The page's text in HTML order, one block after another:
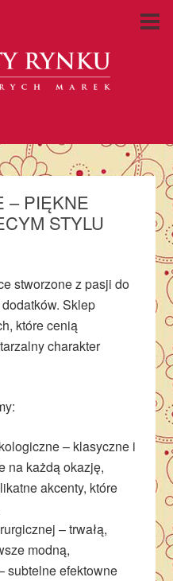
– PIĘKNE
STYLU
stworzone z pasji do
Sklep
które cenią
charakter
– klasyczne i
na każdą okazję,
akcenty, które
– trwałą,
modną,
subtelne efektowne